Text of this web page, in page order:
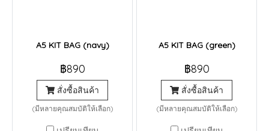
A5 KIT BAG (navy)
฿890
สั่งซื้อสินค้า
(มีหลายคุณสมบัติให้เลือก)
A5 KIT BAG (green)
฿890
สั่งซื้อสินค้า
(มีหลายคุณสมบัติให้เลือก)